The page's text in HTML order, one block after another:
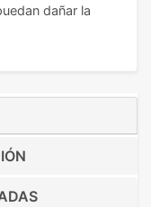
dañar la